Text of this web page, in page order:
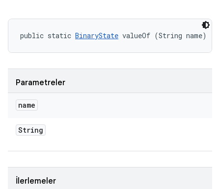
public static BinaryState valueOf (String name)
Parametreler
name
String
İlerlemeler